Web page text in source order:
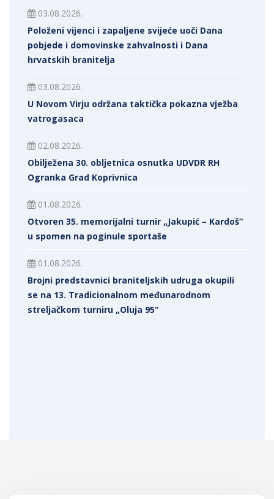
03.08.2026.
Položeni vijenci i zapaljene svijeće uoči Dana
pobjede i domovinske zahvalnosti i Dana
hrvatskih branitelja
03.08.2026.
U Novom Virju održana taktička pokazna vježba
vatrogasaca
02.08.2026.
Obilježena 30. obljetnica osnutka UDVDR RH
Ogranka Grad Koprivnica
01.08.2026.
Otvoren 35. memorijalni turnir „Jakupić – Kardoš“
u spomen na poginule sportaše
01.08.2026.
Brojni predstavnici braniteljskih udruga okupili
se na 13. Tradicionalnom međunarodnom
streljačkom turniru „Oluja 95“